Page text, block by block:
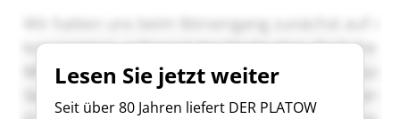
Lesen Sie jetzt weiter
Seit über 80 Jahren liefert DER PLATOW